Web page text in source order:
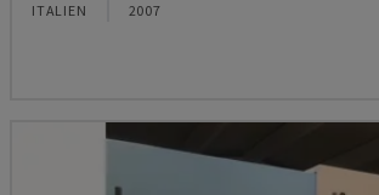
ITALIEN 2007